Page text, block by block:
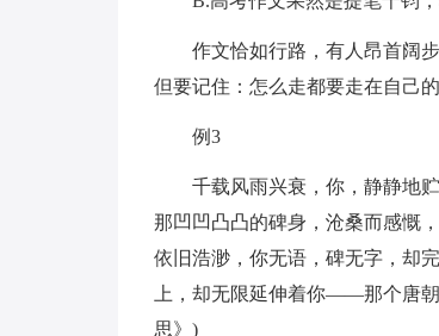
作文恰如行路，有人昂首阔
但要记住：怎么走都要走在自己
例3
千载风雨兴衰，你，静静地
那凹凹凸凸的碑身，沧桑而感慨
依旧浩渺，你无语，碑无字，却
上，却无限延伸着你——那个唐
思》)